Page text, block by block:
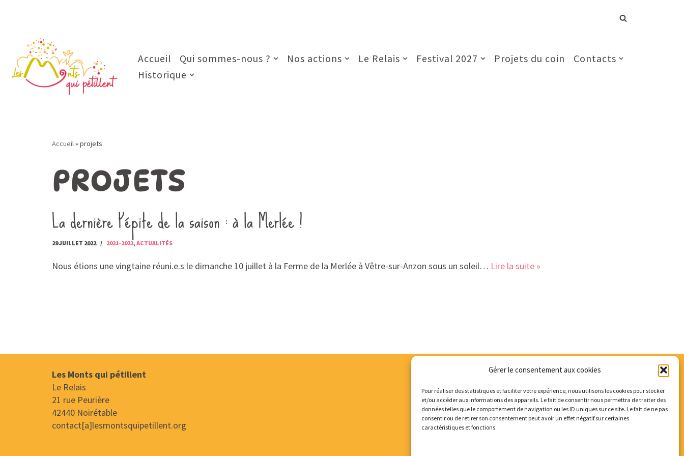
Gérer le consentement aux cookies
Pour réaliser des statistiques et faciliter votre expérience, nous utilisons les cookies pour stocker
et/ou accéder aux informations des appareils. Le fait de consentir nous permettra de traiter des
données telles que le comportement de navigation ou les ID uniques sur ce site. Le fait de ne pas
consentir ou de retirer son consentement peut avoir un effet négatif sur certaines
caractéristiques et fonctions.
contenu
Accueil Qui sommes-nous ? Nos actions Le Relais Festival 2027 Projets du coin
Contacts
Historique
Accueil» projets
PROJETS
La dernière Pépite de la saison : à la Merlée !
29 JUILLET 2022 2021-2022, ACTUALITÉS
Nous étions une vingtaine réuni.e.s le dimanche 10 juillet à la Ferme de la Merlée à Vêtre-sur-Anzon sous un soleil… Lire la suite »
Les Monts qui pétillent
Le Relais
21 rue Peurière
42440 Noirétable
contact[a]lesmontsquipetillent.org